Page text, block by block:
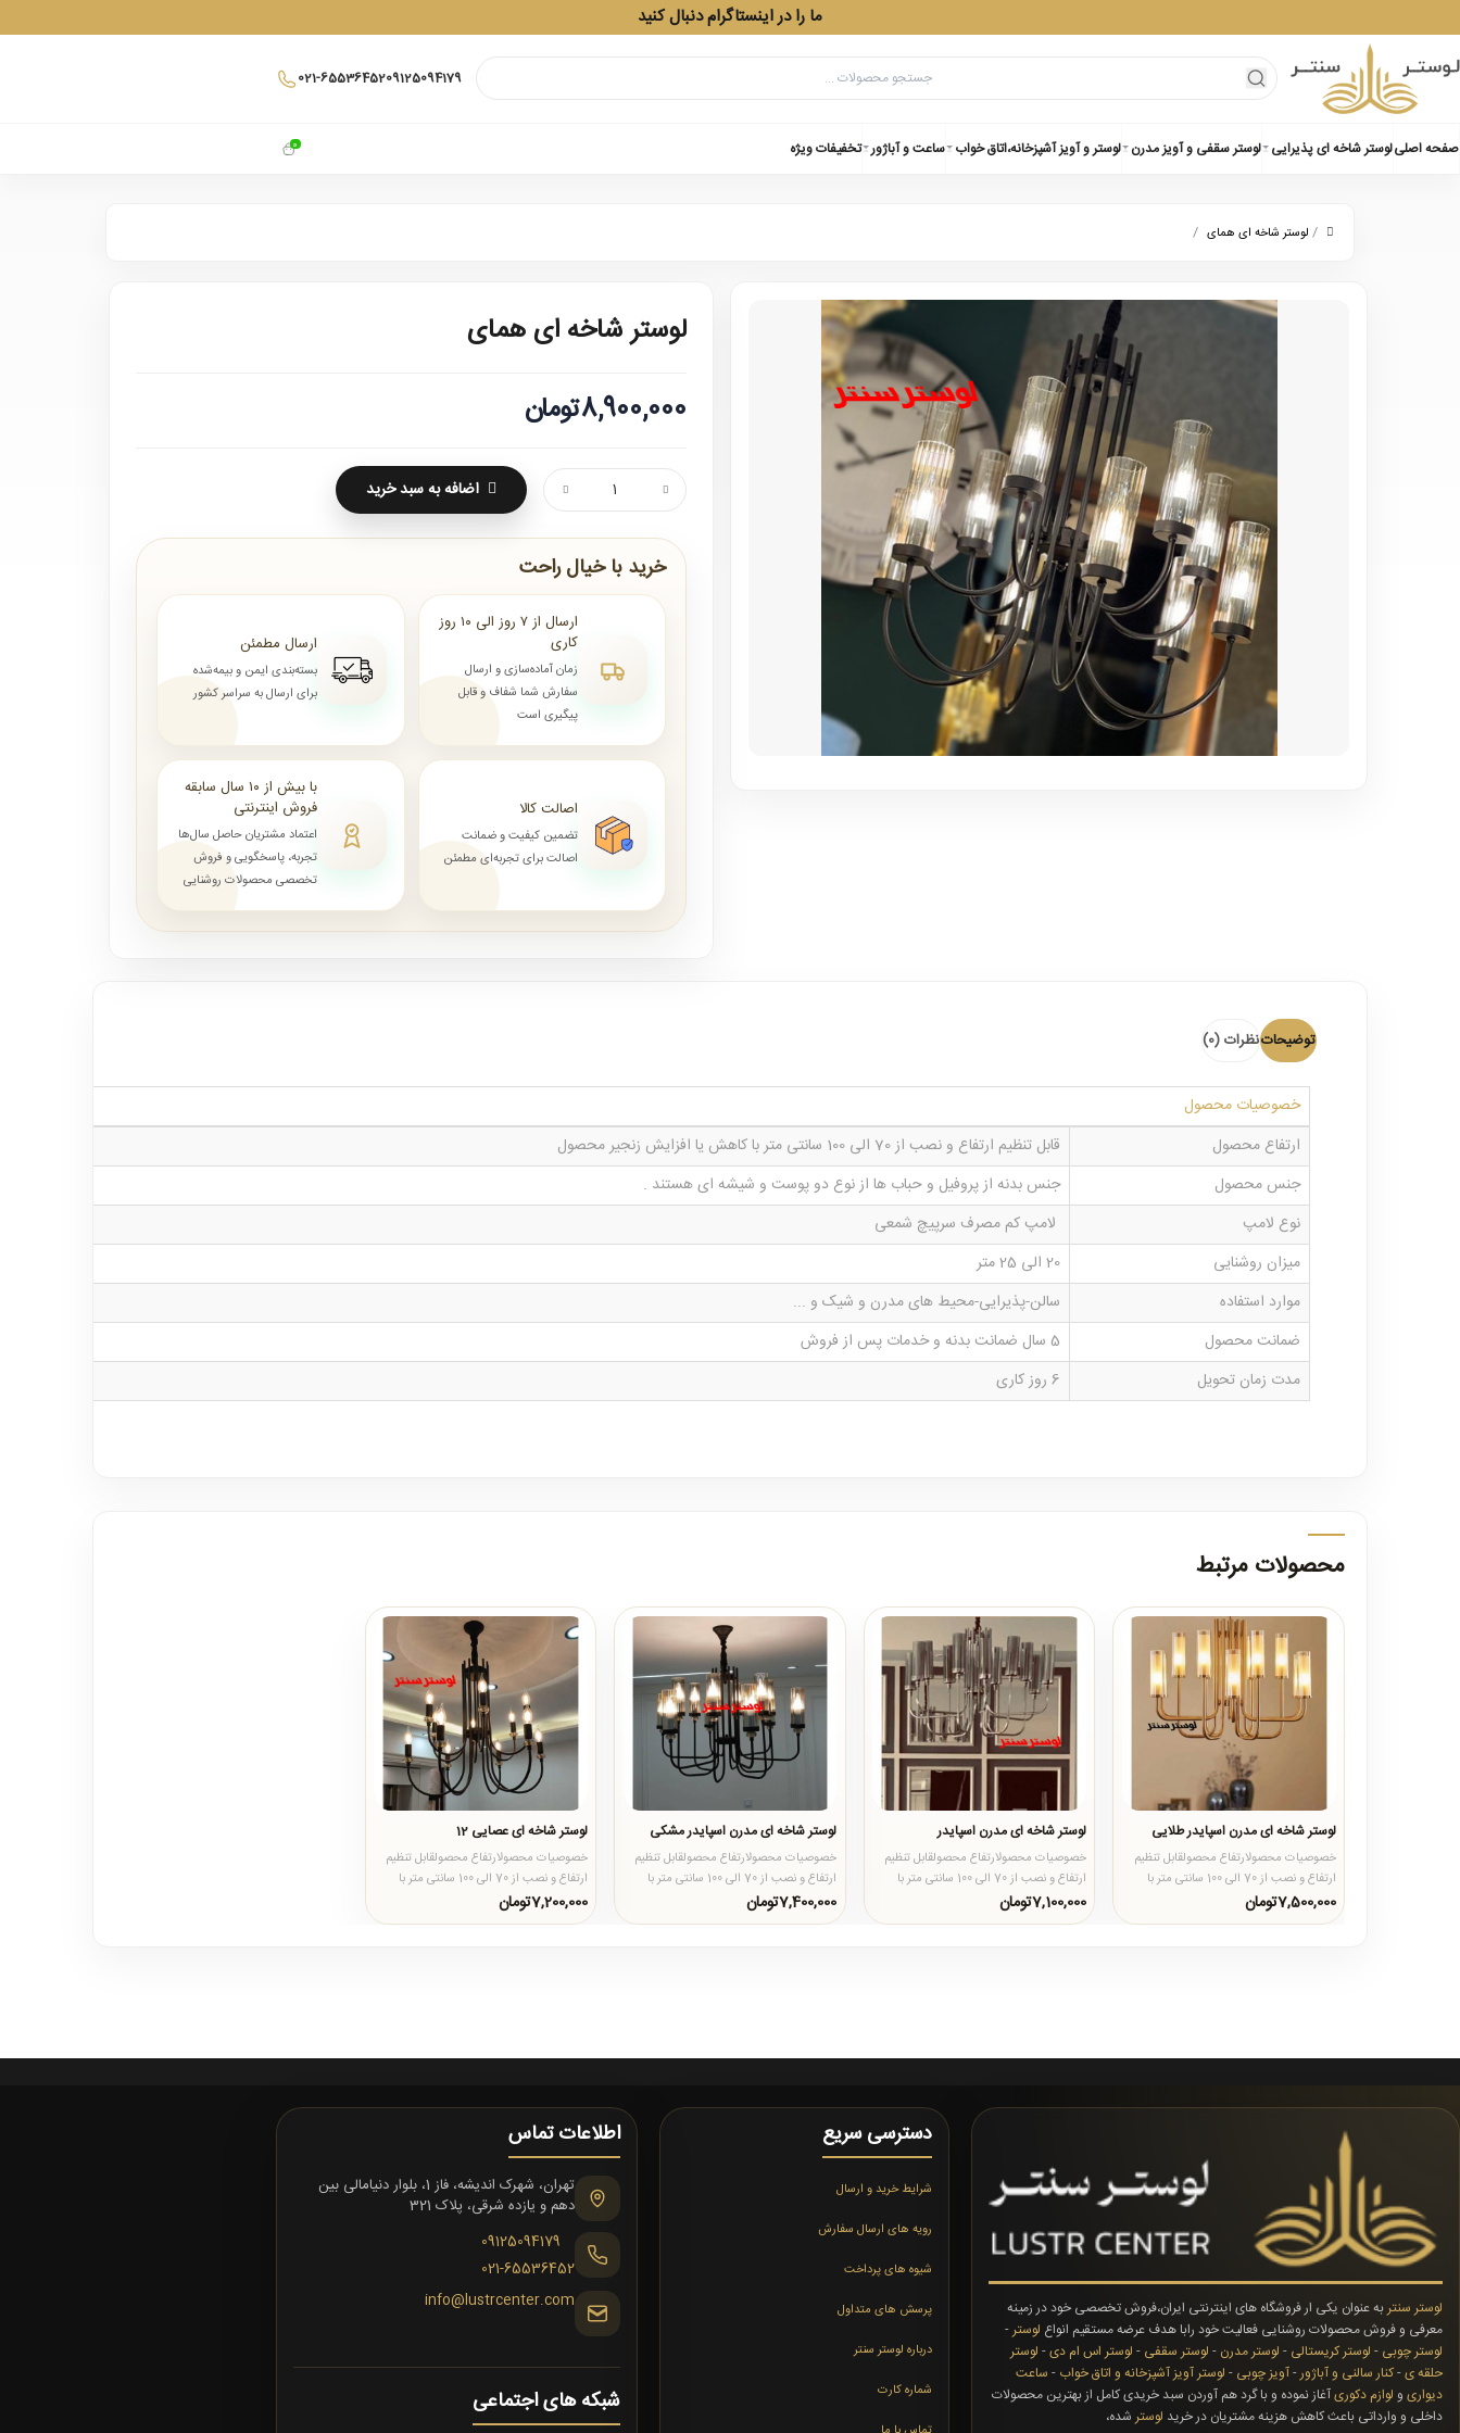
ما را در اینستاگرام دنبال کنید
021-6553645209125094179
0 صفحه اصلیلوستر شاخه ای پذیرایی لوستر سقفی و آویز مدرن لوستر و آویز آشپزخانه،اتاق خواب ساعت و آباژور تخفیفات ویژه
/ لوستر شاخه ای همای /
لوستر شاخه ای همای
8,900,000تومان
اضافه به سبد خرید
خرید با خیال راحت
ارسال از ۷ روز الی ۱۰ روز
کاری
زمان آماده‌سازی و ارسال
سفارش شما شفاف و قابل
پیگیری است
ارسال مطمئن
بسته‌بندی ایمن و بیمه‌شده
برای ارسال به سراسر کشور
اصالت کالا
تضمین کیفیت و ضمانت
اصالت برای تجربه‌ای مطمئن
با بیش از ۱۰ سال سابقه
فروش اینترنتی
اعتماد مشتریان حاصل سال‌ها
تجربه، پاسخگویی و فروش
تخصصی محصولات روشنایی
توضیحاتنظرات (0)
خصوصیات محصول
ارتفاع محصول
قابل تنظیم ارتفاع و نصب از 70 الی 100 سانتی متر با کاهش یا افزایش زنجیر محصول
جنس محصول
جنس بدنه از پروفیل و حباب ها از نوع دو پوست و شیشه ای هستند .
نوع لامپ
لامپ کم مصرف سرپیچ شمعی
میزان روشنایی
20 الی 25 متر
موارد استفاده
سالن-پذیرایی-محیط های مدرن و شیک و ...
ضمانت محصول
5 سال ضمانت بدنه و خدمات پس از فروش
مدت زمان تحویل
6 روز کاری
محصولات مرتبط
لوستر شاخه ای مدرن اسپایدر طلایی
خصوصیات محصولارتفاع محصولقابل تنظیم
ارتفاع و نصب از 70 الی 100 سانتی متر با
کاهش یا افزایش زنجیر محص..
7,500,000تومان
لوستر شاخه ای مدرن اسپایدر
خصوصیات محصولارتفاع محصولقابل تنظیم
ارتفاع و نصب از 70 الی 100 سانتی متر با
کاهش یا افزایش زنجیر محص..
7,100,000تومان
لوستر شاخه ای مدرن اسپایدر مشکی
خصوصیات محصولارتفاع محصولقابل تنظیم
ارتفاع و نصب از 70 الی 100 سانتی متر با
کاهش یا افزایش زنجیر محص..
7,400,000تومان
لوستر شاخه ای عصایی 12
خصوصیات محصولارتفاع محصولقابل تنظیم
ارتفاع و نصب از 70 الی 100 سانتی متر با
کاهش یا افزایش زنجیر محص..
7,200,000تومان
لوستر سنتربه عنوان یکی ار فروشگاه های اینترنتی ایران،فروش تخصصی خود در زمینه
معرفی و فروش محصولات روشنایی فعالیت خود رابا هدف عرضه مستقیم انواع لوستر-
لوستر چوبی - لوستر کریستالی - لوستر مدرن - لوستر سقفی - لوستر اس ام دی- لوستر
حلقه ی-کنار سالنی و آباژور-آویز چوبی - لوستر آویز آشپزخانه و اتاق خواب - ساعت
دیواری و لوازم دکوریآغاز نموده و با گرد هم آوردن سبد خریدی کامل از بهترین محصولات
داخلی و وارداتی باعث کاهش هزینه مشتریان در خرید لوسترشده،
دسترسی سریع
شرایط خرید و ارسال
رویه های ارسال سفارش
شیوه های پرداخت
پرسش های متداول
درباره لوستر سنتر
شماره کارت
اطلاعات تماس
تهران، شهرک اندیشه، فاز 1، بلوار دنیامالی بین
دهم و یازده شرقی، پلاک 321
09125094179
021-65536452
info@lustrcenter.com
شبکه های اجتماعی